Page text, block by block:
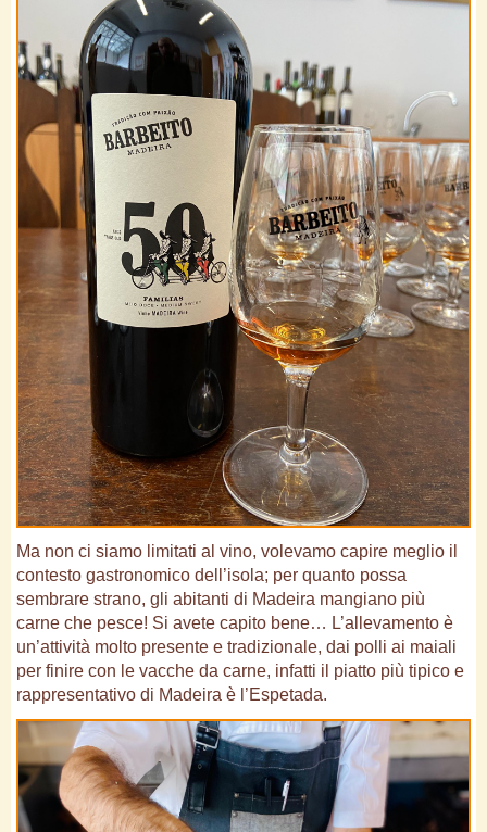
Ma non ci siamo limitati al vino, volevamo capire meglio il
contesto gastronomico dell’isola; per quanto possa
sembrare strano, gli abitanti di Madeira mangiano più
carne che pesce! Si avete capito bene… L’allevamento è
un’attività molto presente e tradizionale, dai polli ai maiali
per finire con le vacche da carne, infatti il piatto più tipico e
rappresentativo di Madeira è l’Espetada.